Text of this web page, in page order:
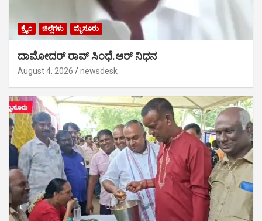
ಕ್ರೈಂ ಜಿಲ್ಲೆಗಳು ಮೈಸೂರು
ದಾಮೋದರ್ ರಾವ್ ಸಿಂಧೆ.ಆರ್ ನಿಧನ
August 4, 2026 newsdesk